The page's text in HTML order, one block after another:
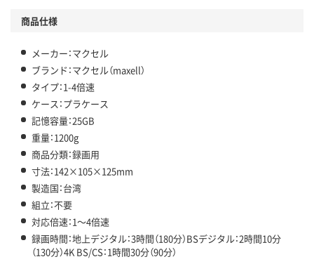
商品仕様
メーカー：マクセル
ブランド：マクセル（maxell）
タイプ：1-4倍速
ケース：プラケース
記憶容量：25GB
重量：1200g
商品分類：録画用
寸法：142×105×125mm
製造国：台湾
組立：不要
対応倍速：1～4倍速
録画時間：地上デジタル：3時間（180分）BSデジタル：2時間10分
（130分）4K BS/CS：1時間30分（90分）